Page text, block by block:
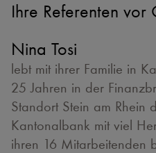
Ihre Referenten vor
Nina Tosi
lebt mit ihrer Familie in
25 Jahren in der
Standort Stein am Rhein
Kantonalbank mit viel
ihren 16 Mitarbeitenden